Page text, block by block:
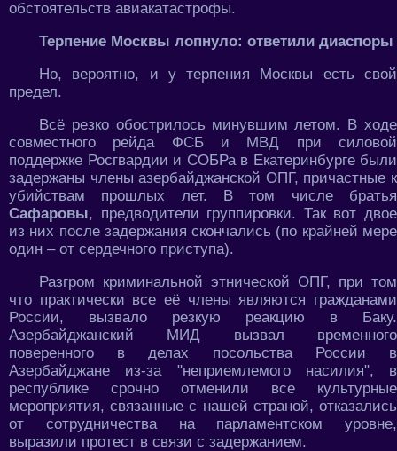
обстоятельств авиакатастрофы.
Терпение Москвы лопнуло: ответили диаспоры
Но, вероятно, и у терпения Москвы есть свой
предел.
Всё резко обострилось минувшим летом. В ходе
совместного рейда ФСБ и МВД при силовой
поддержке Росгвардии и СОБРа в Екатеринбурге были
задержаны члены азербайджанской ОПГ, причастные к
убийствам прошлых лет. В том числе братья
Сафаровы, предводители группировки. Так вот двое
из них после задержания скончались (по крайней мере
один – от сердечного приступа).
Разгром криминальной этнической ОПГ, при том
что практически все её члены являются гражданами
России, вызвало резкую реакцию в Баку.
Азербайджанский МИД вызвал временного
поверенного в делах посольства России в
Азербайджане из-за "неприемлемого насилия", в
республике срочно отменили все культурные
мероприятия, связанные с нашей страной, отказались
от сотрудничества на парламентском уровне,
выразили протест в связи с задержанием.